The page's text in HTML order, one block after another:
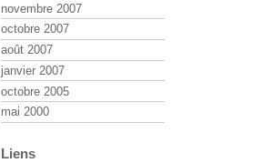
novembre 2007
octobre 2007
août 2007
janvier 2007
octobre 2005
mai 2000
Liens